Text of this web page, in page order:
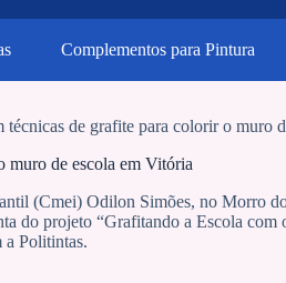
Complementos para Pintura
técnicas de grafite para colorir o muro
muro de escola em Vitória
(Cmei) Odilon Simões, no Morro
do projeto “Grafitando a Escola com
a Politintas.